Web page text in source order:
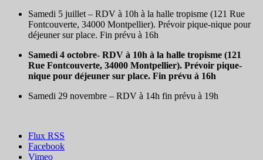
Samedi 5 juillet – RDV à 10h à la halle tropisme (121 Rue
Fontcouverte, 34000 Montpellier). Prévoir pique-nique pour
déjeuner sur place. Fin prévu à 16h
Samedi 4 octobre- RDV à 10h à la halle tropisme (121
Rue Fontcouverte, 34000 Montpellier). Prévoir pique-
nique pour déjeuner sur place. Fin prévu à 16h
Samedi 29 novembre – RDV à 14h fin prévu à 19h
Flux RSS
Facebook
Vimeo